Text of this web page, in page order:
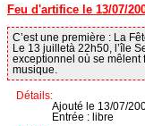
Feu d'artifice le 13/07/
C’est une première : La
Le 13 juilletà 22h50, l’île
exceptionnel où se mêlent
musique.
Détails:
Ajouté le 13/07/
Entrée : libre